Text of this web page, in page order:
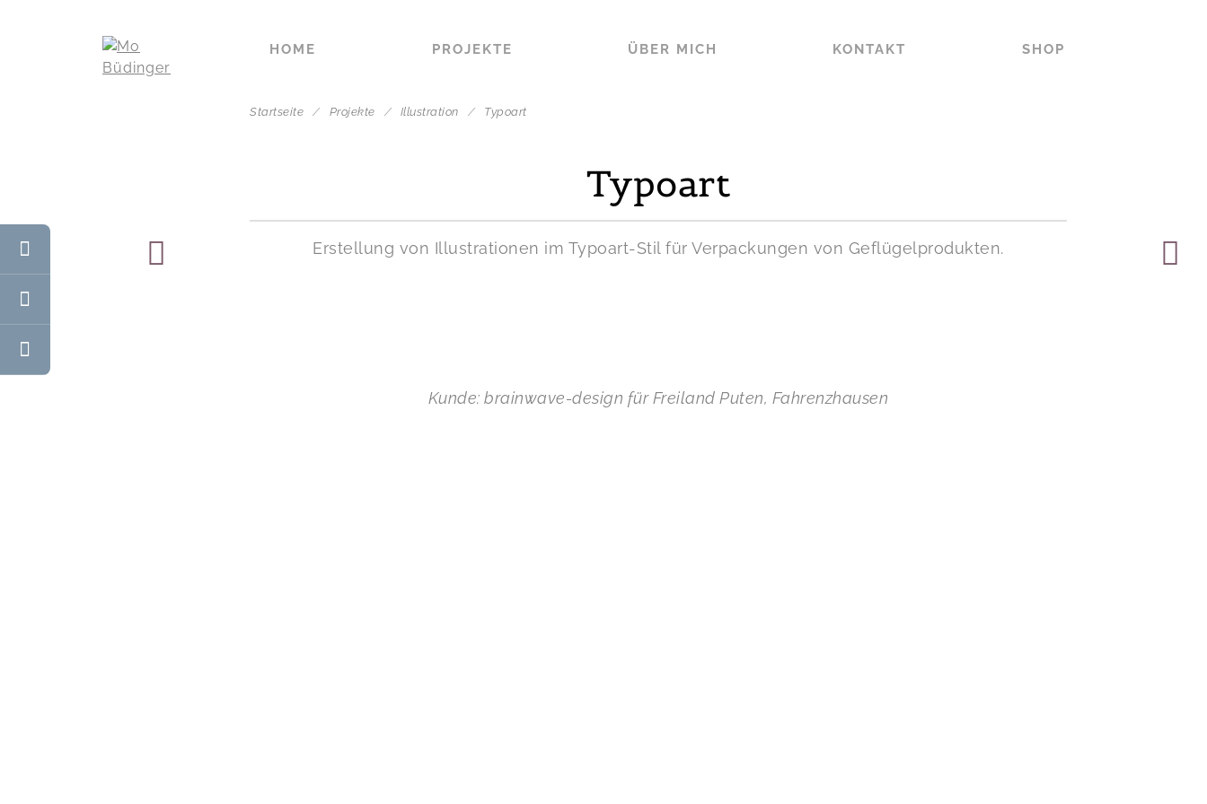
HOME PROJEKTE ÜBER MICH KONTAKT SHOP
Startseite / Projekte / Illustration / Typoart
Typoart
Erstellung von Illustrationen im Typoart-Stil für Verpackungen von Geflügelprodukten.
Kunde: brainwave-design für Freiland Puten, Fahrenzhausen